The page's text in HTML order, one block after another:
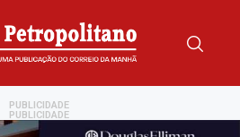
PUBLICIDADE
PUBLICIDADE